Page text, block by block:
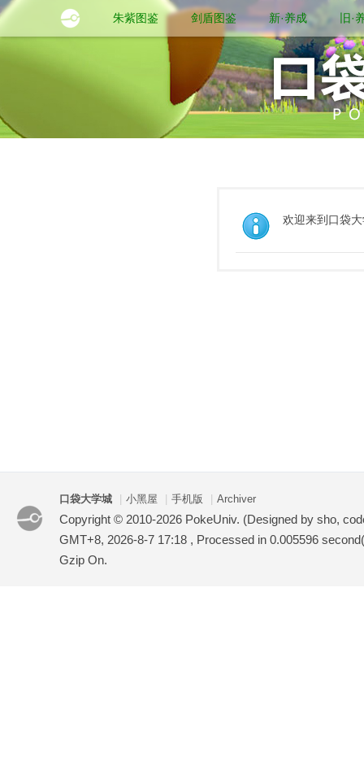
朱紫图鉴 剑盾图鉴 新·养成 旧·
欢迎来到口袋
口袋大学城 小黑屋 手机版 Archiver
Copyright © 2010-2026 PokeUniv. (Designed by sho,
GMT+8, 2026-8-7 17:18 , Processed in 0.005596
Gzip On.